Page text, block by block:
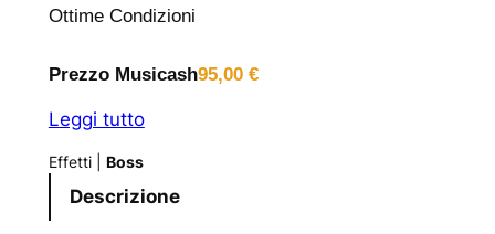
Ottime Condizioni
Prezzo Musicash95,00 €
Leggi tutto
Effetti| Boss
Descrizione